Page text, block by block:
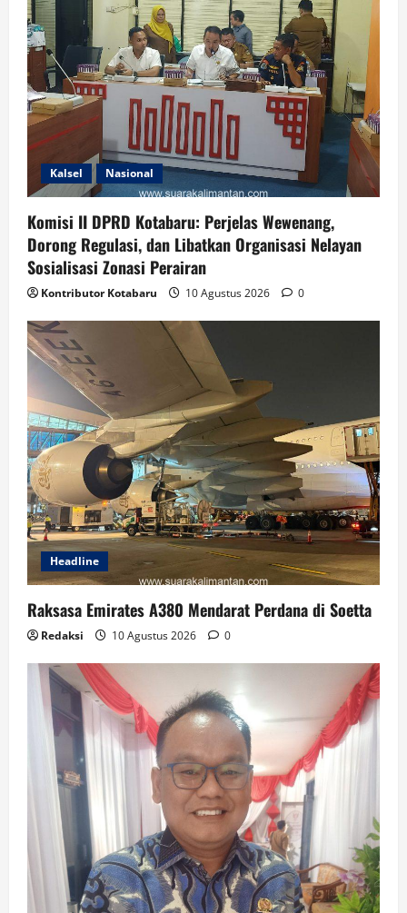
Kalsel Nasional
Komisi II DPRD Kotabaru: Perjelas Wewenang,
Dorong Regulasi, dan Libatkan Organisasi Nelayan
Sosialisasi Zonasi Perairan
Kontributor Kotabaru 10 Agustus 2026 0
Headline
Raksasa Emirates A380 Mendarat Perdana di Soetta
Redaksi 10 Agustus 2026 0